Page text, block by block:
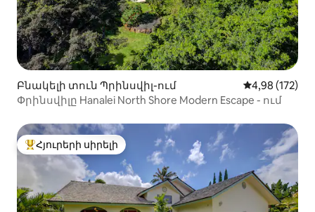
Բնակելի տուն Պրինսվիլ-ում Միջին
4,98 (172)
Փրինսվիլը Hanalei North Shore Modern Escape - ում
Հյուրերի սիրելի լավագույն տները
Հյուրերի սիրելի